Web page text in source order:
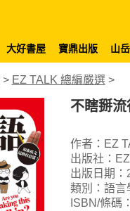
大好書屋 寶鼎出版 山
> EZ TALK 總編嚴選>
不瞎掰
作者：EZ
出版社：
出版日期：
類別：語言
ISBN/條碼